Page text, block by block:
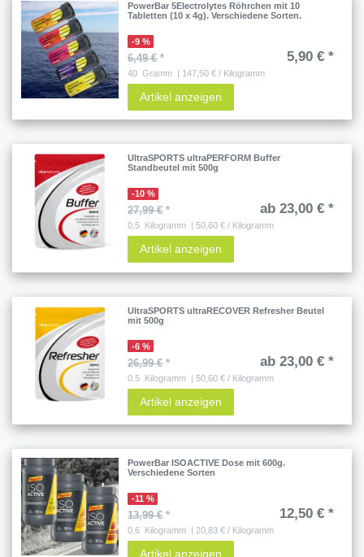
PowerBar 5Electrolytes Röhrchen mit 10
Tabletten (10 x 4g). Verschiedene Sorten.
-9 %
6,49 €* 5,90 € *
40 Gramm | 147,50 € / Kilogramm
Artikel anzeigen
UltraSPORTS ultraPERFORM Buffer
Standbeutel mit 500g
-10 %
27,99 €* ab 23,00 € *
0.5 Kilogramm | 50,60 € / Kilogramm
Artikel anzeigen
UltraSPORTS ultraRECOVER Refresher Beutel
mit 500g
-6 %
26,99 €* ab 23,00 € *
0.5 Kilogramm | 50,60 € / Kilogramm
Artikel anzeigen
PowerBar ISOACTIVE Dose mit 600g.
Verschiedene Sorten
-11 %
13,99 €* 12,50 € *
0.6 Kilogramm | 20,83 € / Kilogramm
Artikel anzeigen